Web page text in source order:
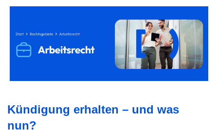
Kündigung erhalten – und was
nun?